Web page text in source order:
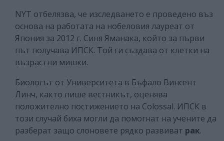
NYT отбелязва, че изследването е проведено въз
основа на работата на нобеловия лауреат от
Япония за 2012 г. Синя Яманака, който за първи
път получава ИПСК. Той ги създава от клетки на
възрастни мишки.
Биологът от Университета в Бъфало Винсент
Линч, както пише вестникът, оценява
положително постижението на Colossal. ИПСК в
този случай биха могли да помогнат на учените да
разберат защо слоновете рядко развиват рак.